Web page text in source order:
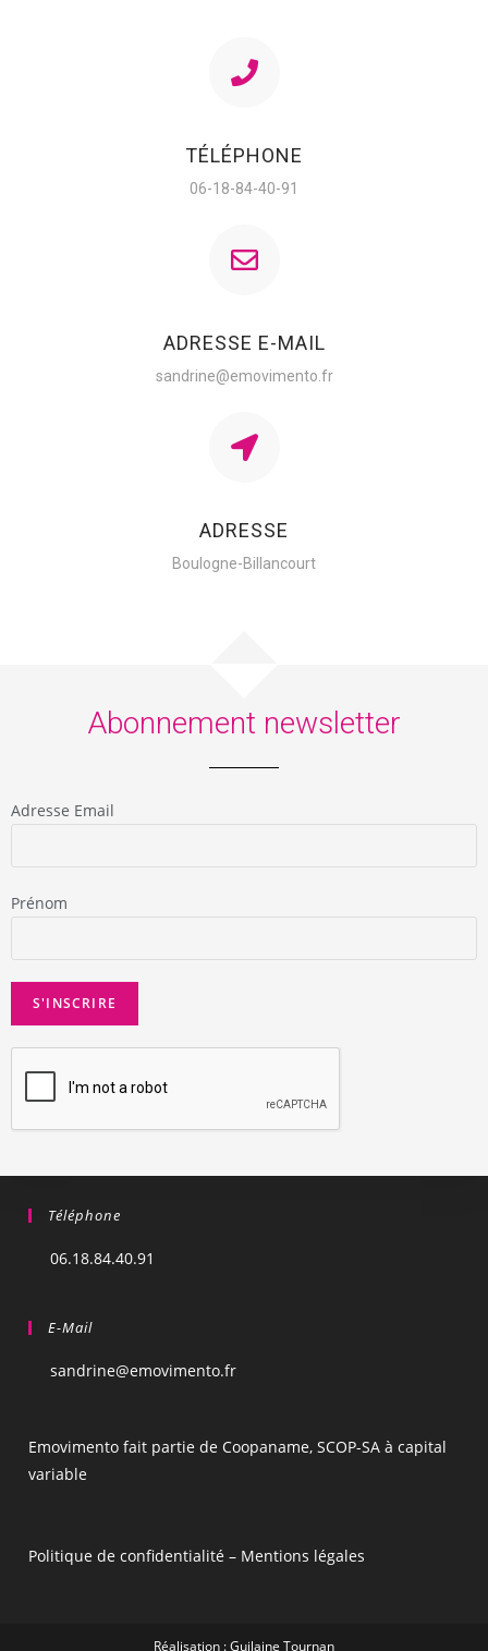
TÉLÉPHONE
06-18-84-40-91
ADRESSE E-MAIL
sandrine@emovimento.fr
ADRESSE
Boulogne-Billancourt
Abonnement newsletter
Adresse Email
Prénom
Téléphone
06.18.84.40.91
E-Mail
sandrine@emovimento.fr
Emovimento fait partie de Coopaname, SCOP-SA à capital
variable
Politique de confidentialité – Mentions légales
Réalisation : Guilaine Tournan